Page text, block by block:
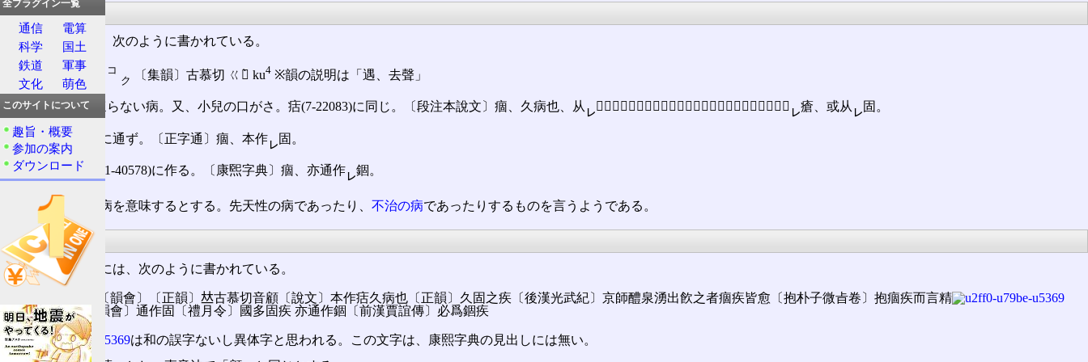
大漢和辞典
大漢和辞典には、次のように書かれている。
【痼】 22285
コ
ク
〔集韻〕古慕切 ㄍㄨ̀ ku4 ※韻の説明は「遇󠄁、去聲」
㊀久しくなほらない病。又、小兒の口がさ。㽽(7-22083)に同じ。〔段注󠄁本說文󠄁〕痼、久病也、从 ㆑ 𤕫固聲。〔集韻〕㽽、說文、久病也、一曰、小兒口生 ㆑瘡、或从 ㆑ 固。
㊁固(3-4745)に通ず。〔正字通󠄁〕痼、本作㆑ 固。
㊂通じて錮(11-40578)に作る。〔康煕字典〕痼、亦通󠄁作 ㆑錮。
久しく治らない病を意味するとする。先天性の病であったり、不治の病であったりするものを言うようである。
康熙字典
康熙字典網上版には、次のように書かれている。
痼 〔集韻〕〔韻會〕〔正韻〕𠀤古慕切音󠄁顧〔說文〕本作㽽久病也〔正韻〕久固之疾〔後漢光武紀〕京師醴泉湧出飮之者痼疾皆愈〔抱󠄁朴子微㫖卷〕抱󠄁痼疾而言精
鵲之伎 又〔韻會〕通󠄁作固〔禮月令〕國多固疾 亦通󠄁作錮〔前漢賈誼傳〕必爲錮疾
は和の誤字ないし異体字と思われる。この文字は、康熙字典の見出しには無い。
全プラグイン一覧
通信
電算
科学
国土
鉄道
軍事
文化
萌色
このサイトについて
趣旨・概要
参加の案内
ダウンロード